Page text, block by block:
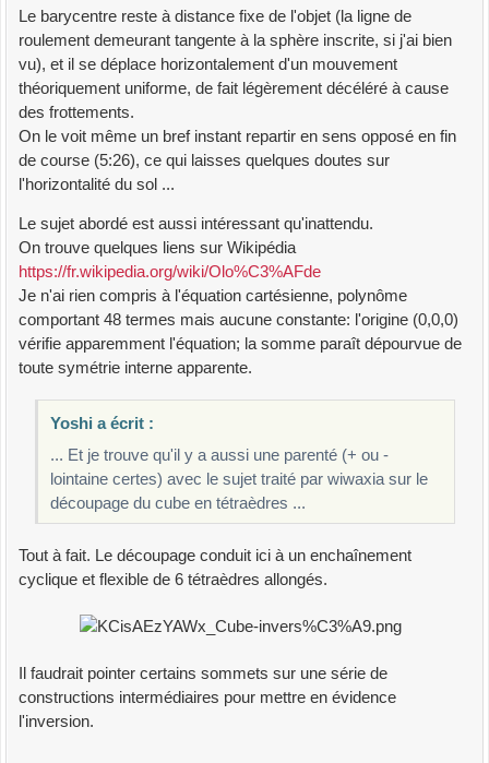
Le barycentre reste à distance fixe de l'objet (la ligne de
roulement demeurant tangente à la sphère inscrite, si j'ai bien
vu), et il se déplace horizontalement d'un mouvement
théoriquement uniforme, de fait légèrement décéléré à cause
des frottements.
On le voit même un bref instant repartir en sens opposé en fin
de course (5:26), ce qui laisses quelques doutes sur
l'horizontalité du sol ...
Le sujet abordé est aussi intéressant qu'inattendu.
On trouve quelques liens sur Wikipédia
https://fr.wikipedia.org/wiki/Olo%C3%AFde
Je n'ai rien compris à l'équation cartésienne, polynôme
comportant 48 termes mais aucune constante: l'origine (0,0,0)
vérifie apparemment l'équation; la somme paraît dépourvue de
toute symétrie interne apparente.
Yoshi a écrit :
... Et je trouve qu'il y a aussi une parenté (+ ou -
lointaine certes) avec le sujet traité par wiwaxia sur le
découpage du cube en tétraèdres ...
Tout à fait. Le découpage conduit ici à un enchaînement
cyclique et flexible de 6 tétraèdres allongés.
Il faudrait pointer certains sommets sur une série de
constructions intermédiaires pour mettre en évidence
l'inversion.